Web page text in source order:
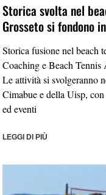
Storica svolta nel
Grosseto si fondono
Storica fusione nel beach
Coaching e Beach Tennis
Le attività si svolgeranno
Cimabue e della Uisp,
ed eventi
LEGGI DI PIÙ